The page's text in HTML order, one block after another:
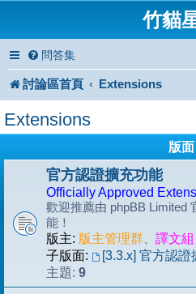
竹貓
問答集
討論區首頁 Extensions
Extensions
版面
官方認證擴充功能
Officially Approved
歡迎推薦由 phpBB Limited
能！
版主: 版主管理群
譯文組
子版面:
[3.3.x] 官方認證
主題: 9